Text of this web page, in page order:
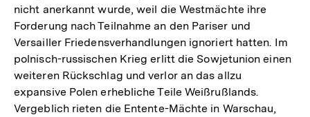
nicht anerkannt wurde, weil die Westmächte ihre
Forderung nach Teilnahme an den Pariser und
Versailler Friedensverhandlungen ignoriert hatten. Im
polnisch-russischen Krieg erlitt die Sowjetunion einen
weiteren Rückschlag und verlor an das allzu
expansive Polen erhebliche Teile Weißrußlands.
Vergeblich rieten die Entente-Mächte in Warschau,